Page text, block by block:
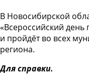
В Новосибирской
«Всероссийский день
и пройдёт во всех
региона.
Для справки.